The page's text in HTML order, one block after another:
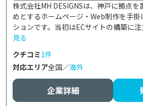
株式会社MH DESIGNSは、神戸に拠点を
めとするホームページ・Web制作を手
ションです。当初はECサイトの構築に
見る
クチコミ1件
対応エリア全国／海外
企業詳細